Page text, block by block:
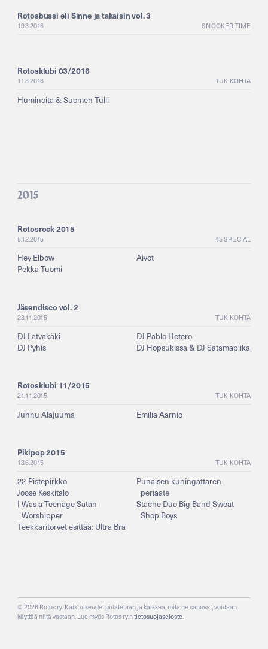
19.3.2016 SNOOKER TIME
Rotosbussi eli Sinne ja takaisin vol. 3
11.3.2016 TUKIKOHTA
Rotosklubi 03/2016
Huminoita & Suomen Tulli
2015
5.12.2015 45 SPECIAL
Rotosrock 2015
Hey Elbow
Pekka Tuomi
Aivot
23.11.2015 TUKIKOHTA
Jäsendisco vol. 2
DJ Latvakäki
DJ Pyhis
DJ Pablo Hetero
DJ Hopsukissa & DJ Satamapiika
21.11.2015 TUKIKOHTA
Rotosklubi 11/2015
Junnu Alajuuma Emilia Aarnio
13.6.2015 TUKIKOHTA
Pikipop 2015
22-Pistepirkko
Joose Keskitalo
I Was a Teenage Satan
Worshipper
Teekkaritorvet esittää: Ultra Bra
Punaisen kuningattaren
periaate
Stache Duo Big Band Sweat
Shop Boys
© 2026 Rotos ry. Kaik' oikeudet pidätetään ja kaikkea, mitä ne sanovat, voidaan
käyttää niitä vastaan. Lue myös Rotos ry:ntietosuojaseloste.